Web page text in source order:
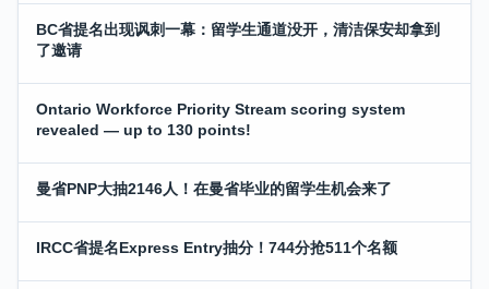
BC省提名出现讽刺一幕：留学生通道没开，清洁保安却拿到
了邀请
Ontario Workforce Priority Stream scoring system
revealed — up to 130 points!
曼省PNP大抽2146人！在曼省毕业的留学生机会来了
IRCC省提名Express Entry抽分！744分抢511个名额